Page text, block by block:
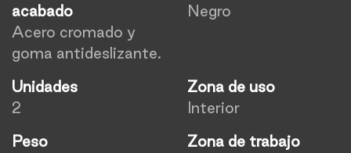
acabado
Acero cromado y
goma antideslizante.
Negro
Unidades
2
Zona de uso
Interior
Peso
Zona de trabajo